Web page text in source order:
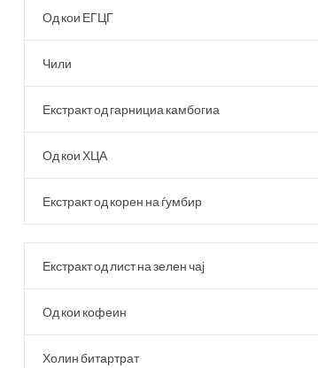
Од кои ЕГЦГ
Чили
Екстракт од гарнициа камбогиа
Од кои ХЦА
Екстракт од корен на ѓумбир
Екстракт од лист на зелен чај
Од кои кофеин
Холин битартрат